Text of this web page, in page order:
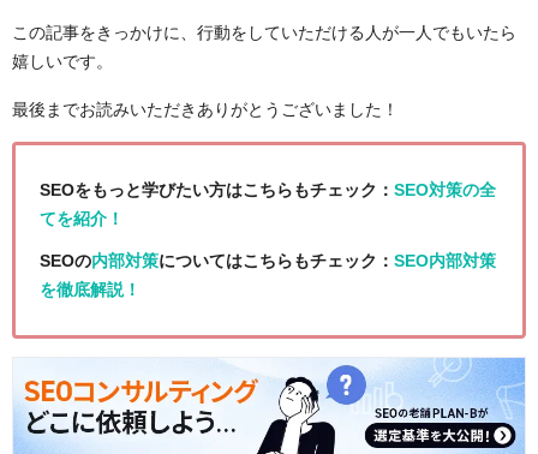
この記事をきっかけに、行動をしていただける人が一人でもいたら
嬉しいです。
最後までお読みいただきありがとうございました！
SEOをもっと学びたい方はこちらもチェック： SEO対策の全
てを紹介！
SEOの内部対策についてはこちらもチェック： SEO内部対策
を徹底解説！